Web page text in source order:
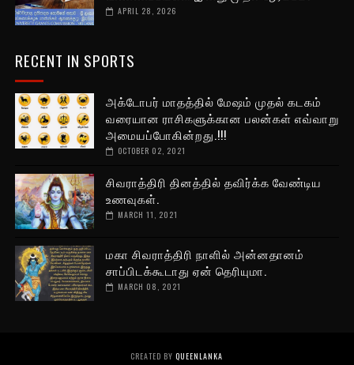
APRIL 28, 2026
RECENT IN SPORTS
அக்டோபர் மாதத்தில் மேஷம் முதல் கடகம்
வரையான ராசிகளுக்கான பலன்கள் எவ்வாறு
அமையப்போகின்றது.!!!
OCTOBER 02, 2021
சிவராத்திரி தினத்தில் தவிர்க்க வேண்டிய
உணவுகள்.
MARCH 11, 2021
மகா சிவராத்திரி நாளில் அன்னதானம்
சாப்பிடக்கூடாது ஏன் தெரியுமா.
MARCH 08, 2021
CREATED BYQUEENLANKA